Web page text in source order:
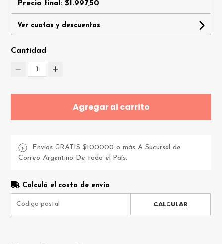
Precio final:$1.997,50
Ver cuotas y descuentos
Cantidad
1
Agregar al carrito
Envíos GRATIS $100000 o más A Sucursal de
Correo Argentino De todo el País.
Calculá el costo de envío
CALCULAR